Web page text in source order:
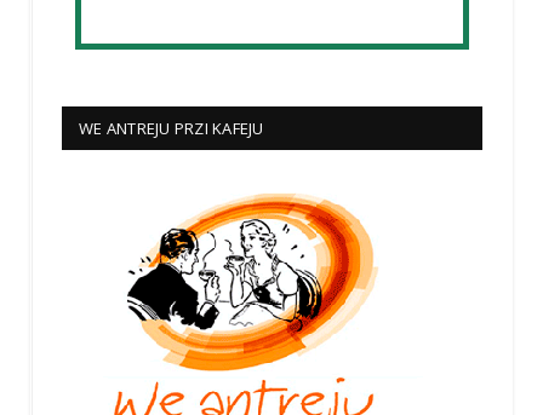
WE ANTREJU PRZI KAFEJU